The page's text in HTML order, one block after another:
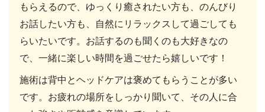
もらえるので、ゆっくり癒されたい方も、のんびり
お話したい方も、自然にリラックスして過ごしても
らいたいです。お話するのも聞くのも大好きなの
で、一緒に楽しい時間を過ごせたら嬉しいです！
施術は背中とヘッドケアは褒めてもらうことが多い
です。お疲れの場所をしっかり聞いて、その人に合